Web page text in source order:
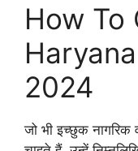
How To
2024
जो भी इच्छुक नागरिक